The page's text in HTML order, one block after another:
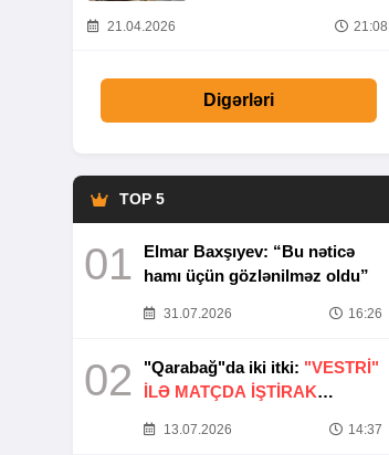
21.04.2026 21:08
Digərləri
TOP 5
01
Elmar Baxşıyev: “Bu nəticə
hamı üçün gözlənilməz oldu”
31.07.2026 16:26
02 "Qarabağ"da iki itki: "VESTRİ"
İLƏ MATÇDA İŞTİRAK
13.07.2026 14:37